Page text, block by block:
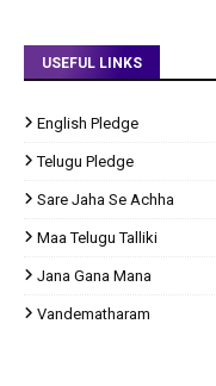
USEFUL LINKS
English Pledge
Telugu Pledge
Sare Jaha Se Achha
Maa Telugu Talliki
Jana Gana Mana
Vandematharam